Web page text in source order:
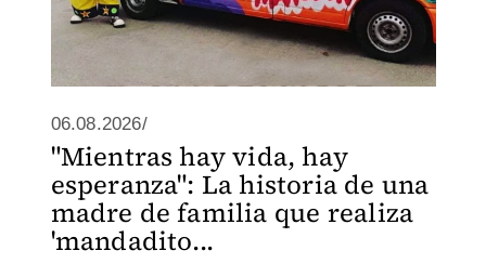
06.08.2026/
"Mientras hay vida, hay
esperanza": La historia de una
madre de familia que realiza
'mandadito...